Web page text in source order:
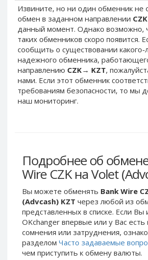
Извините, но ни один обменник не
обмен в заданном направлении CZK
данный момент. Однако возможно,
таких обменников скоро появится.
сообщить о существовании какого-
надежного обменника,
направлению CZK→ KZT,
нами. Если этот обменник
требованиям безопасности, то мы
наш мониторинг.
Подробнее об
Wire CZK на Volet
Вы можете обменять Bank Wire
(Advcash) KZT через любой из
представленных в списке. Если Вы
OKchanger впервые или у Вас есть
сомнения или затруднения,
разделом Часто задаваемые
чем приступить к обмену валюты.
PayPal CHF
PayPal MYR
Webmoney WMZ
Webmoney WMR
Webmoney WME
Webmoney WMU
Webmoney WMK
Skril EUR
Skril INR
Skril PLN
Skril GBP
Skril AUD
Skril NOK
Skril SEK